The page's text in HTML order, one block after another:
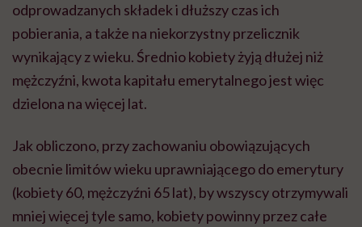
odprowadzanych składek i dłuższy czas ich
pobierania, a także na niekorzystny przelicznik
wynikający z wieku. Średnio kobiety żyją dłużej niż
mężczyźni, kwota kapitału emerytalnego jest więc
dzielona na więcej lat.
Jak obliczono, przy zachowaniu obowiązujących
obecnie limitów wieku uprawniającego do emerytury
(kobiety 60, mężczyźni 65 lat), by wszyscy otrzymywali
mniej więcej tyle samo, kobiety powinny przez całe